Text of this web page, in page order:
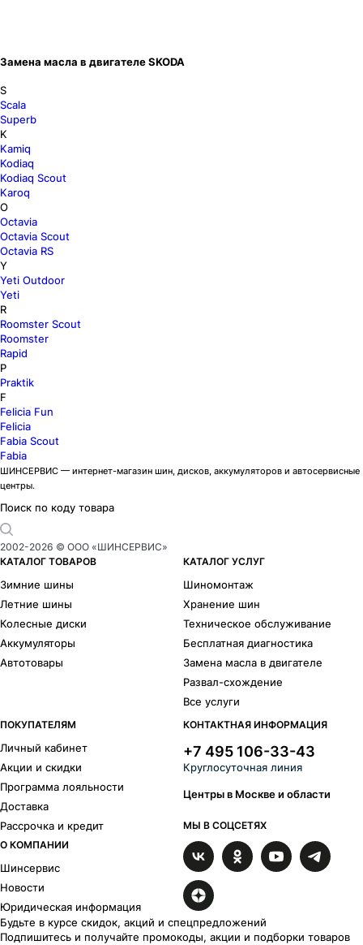
Замена масла в двигателе SKODA
S
Scala
Superb
K
Kamiq
Kodiaq
Kodiaq Scout
Karoq
O
Octavia
Octavia Scout
Octavia RS
Y
Yeti Outdoor
Yeti
R
Roomster Scout
Roomster
Rapid
P
Praktik
F
Felicia Fun
Felicia
Fabia Scout
Fabia
ШИНСЕРВИС — интернет-магазин шин, дисков, аккумуляторов и автосервисные
центры.
Поиск по коду товара
2002-2026 © ООО «ШИНСЕРВИС»
КАТАЛОГ ТОВАРОВ
Зимние шины
Летние шины
Колесные диски
Аккумуляторы
Автотовары
КАТАЛОГ УСЛУГ
Шиномонтаж
Хранение шин
Техническое обслуживание
Бесплатная диагностика
Замена масла в двигателе
Развал-схождение
Все услуги
ПОКУПАТЕЛЯМ
Личный кабинет
Акции и скидки
Программа лояльности
Доставка
Рассрочка и кредит
О КОМПАНИИ
Шинсервис
Новости
Юридическая информация
КОНТАКТНАЯ ИНФОРМАЦИЯ
+7 495 106-33-43
Круглосуточная линия
Центры в Москве и области
МЫ В СОЦСЕТЯХ
Будьте в курсе скидок, акций и спецпредложений
Подпишитесь и получайте промокоды, акции и подборки товаров